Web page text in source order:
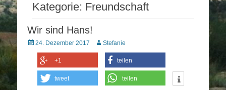
Kategorie: Freundschaft
Wir sind Hans!
Posted24. Dezember 2017 AutorStefanie
+1 teilen
tweet teilen